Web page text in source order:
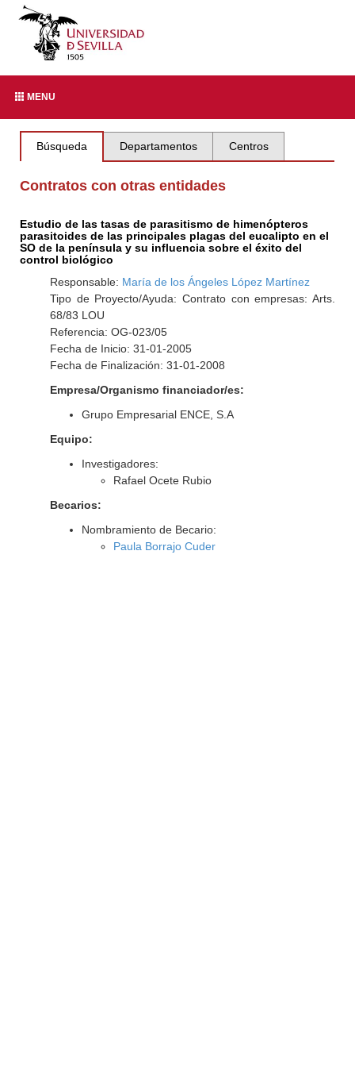
MENU
Búsqueda Departamentos Centros
Contratos con otras entidades
Estudio de las tasas de parasitismo de himenópteros
parasitoides de las principales plagas del eucalipto en el
SO de la península y su influencia sobre el éxito del
control biológico
Responsable: María de los Ángeles López Martínez
Tipo de Proyecto/Ayuda: Contrato con empresas: Arts.
68/83 LOU
Referencia: OG-023/05
Fecha de Inicio: 31-01-2005
Fecha de Finalización: 31-01-2008
Empresa/Organismo financiador/es:
Grupo Empresarial ENCE, S.A
Equipo:
Investigadores:
Rafael Ocete Rubio
Becarios:
Nombramiento de Becario:
Paula Borrajo Cuder